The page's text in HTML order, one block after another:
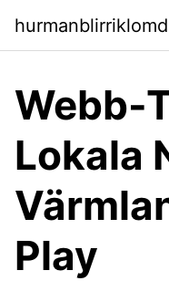
Webb-
Lokala
Play